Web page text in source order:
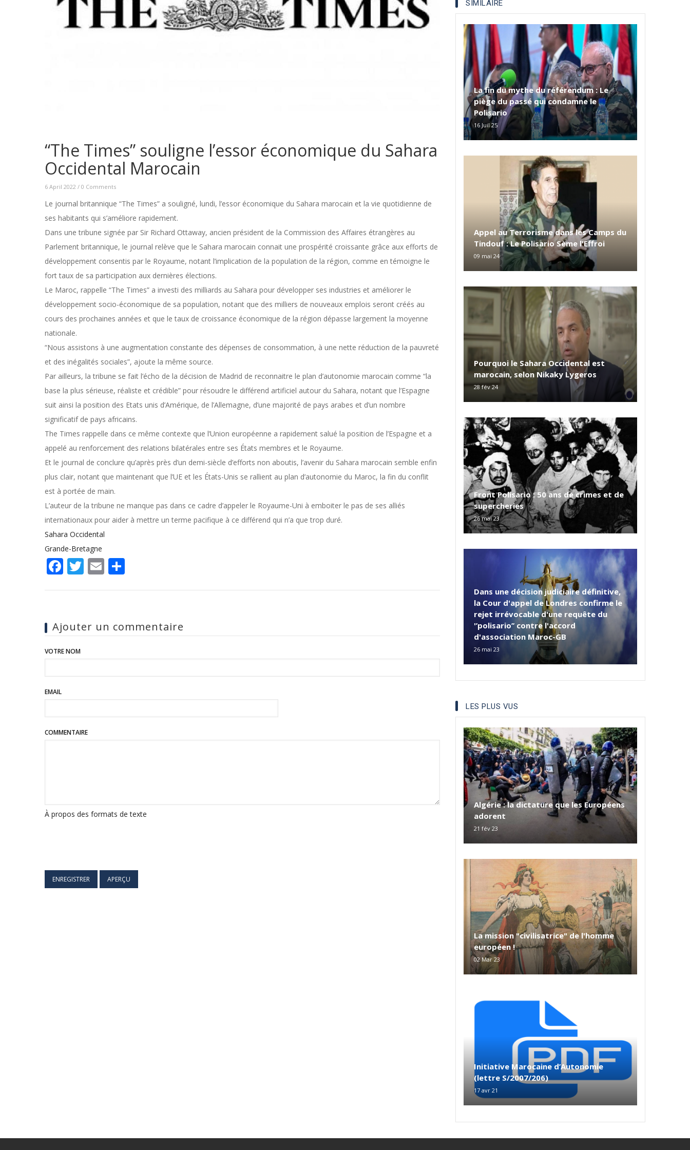
“The Times” souligne l’essor économique du Sahara
Occidental Marocain
6 April 2022 / 0 Comments
Le journal britannique “The Times” a souligné, lundi, l’essor économique du Sahara marocain et la vie quotidienne de
ses habitants qui s’améliore rapidement.
Dans une tribune signée par Sir Richard Ottaway, ancien président de la Commission des Affaires étrangères au
Parlement britannique, le journal relève que le Sahara marocain connait une prospérité croissante grâce aux efforts de
développement consentis par le Royaume, notant l’implication de la population de la région, comme en témoigne le
fort taux de sa participation aux dernières élections.
Le Maroc, rappelle “The Times” a investi des milliards au Sahara pour développer ses industries et améliorer le
développement socio-économique de sa population, notant que des milliers de nouveaux emplois seront créés au
cours des prochaines années et que le taux de croissance économique de la région dépasse largement la moyenne
nationale.
“Nous assistons à une augmentation constante des dépenses de consommation, à une nette réduction de la pauvreté
et des inégalités sociales”, ajoute la même source.
Par ailleurs, la tribune se fait l’écho de la décision de Madrid de reconnaitre le plan d’autonomie marocain comme “la
base la plus sérieuse, réaliste et crédible” pour résoudre le différend artificiel autour du Sahara, notant que l’Espagne
suit ainsi la position des Etats unis d’Amérique, de l’Allemagne, d’une majorité de pays arabes et d’un nombre
significatif de pays africains.
The Times rappelle dans ce même contexte que l’Union européenne a rapidement salué la position de l’Espagne et a
appelé au renforcement des relations bilatérales entre ses États membres et le Royaume.
Et le journal de conclure qu’après près d’un demi-siècle d’efforts non aboutis, l’avenir du Sahara marocain semble enfin
plus clair, notant que maintenant que l’UE et les États-Unis se rallient au plan d’autonomie du Maroc, la fin du conflit
est à portée de main.
L’auteur de la tribune ne manque pas dans ce cadre d’appeler le Royaume-Uni à emboiter le pas de ses alliés
internationaux pour aider à mettre un terme pacifique à ce différend qui n’a que trop duré.
Sahara Occidental
Grande-Bretagne
Facebook
Twitter
Email
Ajouter un commentaire
VOTRE NOM
EMAIL
COMMENTAIRE
À propos des formats de texte
SIMILAIRE
La fin du mythe du référendum : Le
piège du passé qui condamne le
Polisario
16 Juil 25
Appel au Terrorisme dans les Camps du
Tindouf : Le Polisario Sème l'Effroi
09 mai 24
Pourquoi le Sahara Occidental est
marocain, selon Nikaky Lygeros
28 fév 24
Front Polisario : 50 ans de crimes et de
supercheries
26 mai 23
Dans une décision judiciaire définitive,
la Cour d'appel de Londres confirme le
rejet irrévocable d'une requête du
'’polisario’’ contre l'accord
d'association Maroc-GB
26 mai 23
LES PLUS VUS
Algérie : la dictature que les Européens
adorent
21 fév 23
La mission "civilisatrice" de l'homme
européen !
02 Mar 23
Initiative Marocaine d’Autonomie
(lettre S/2007/206)
17 avr 21